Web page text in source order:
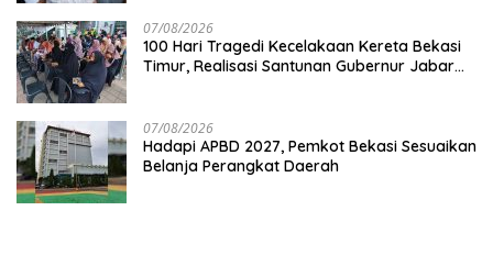
07/08/2026
100 Hari Tragedi Kecelakaan Kereta Bekasi
Timur, Realisasi Santunan Gubernur Jabar
07/08/2026
Hadapi APBD 2027, Pemkot Bekasi Sesuaikan
Belanja Perangkat Daerah